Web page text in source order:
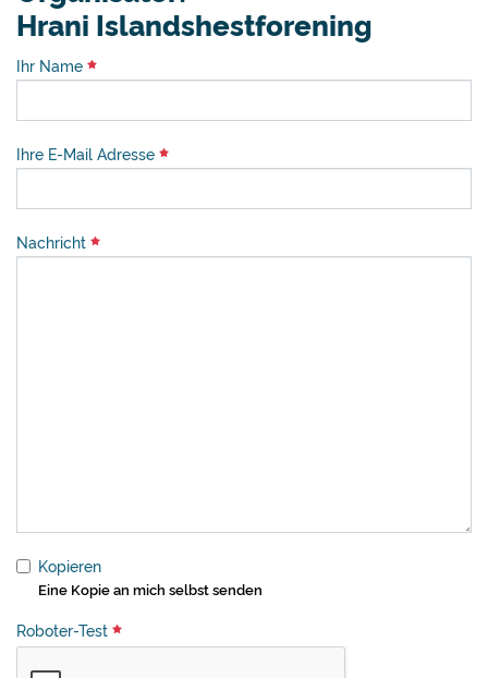
Hrani Islandshestforening
Ihr Name
Ihre E-Mail Adresse
Nachricht
Kopieren
Eine Kopie an mich selbst senden
Roboter-Test